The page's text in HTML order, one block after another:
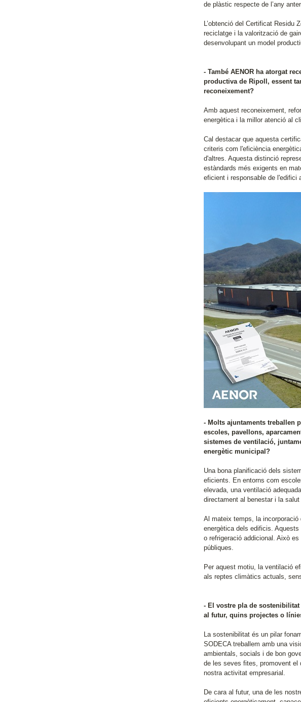
de plàstic respecte de l’any
L’obtenció del Certificat Residu
reciclatge i la valorització de
desenvolupant un model
- També AENOR ha atorgat
productiva de Ripoll, essent
reconeixement?
Amb aquest reconeixement,
energètica i la millor atenció al
Cal destacar que aquesta
criteris com l'eficiència
d'altres. Aquesta distinció
estàndards més exigents en
eficient i responsable de l'edifici
- Molts ajuntaments treballen
escoles, pavellons,
sistemes de ventilació,
energètic municipal?
Una bona planificació dels
eficients. En entorns com
elevada, una ventilació
directament al benestar i la
Al mateix temps, la
energètica dels edificis. Aquests
o refrigeració addicional. Això
públiques.
Per aquest motiu, la ventilació
als reptes climàtics actuals,
- El vostre pla de sostenibilitat
al futur, quins projectes o
La sostenibilitat és un pilar
SODECA treballem amb una
ambientals, socials i de bon
de les seves fites, promovent el
nostra activitat empresarial.
De cara al futur, una de les